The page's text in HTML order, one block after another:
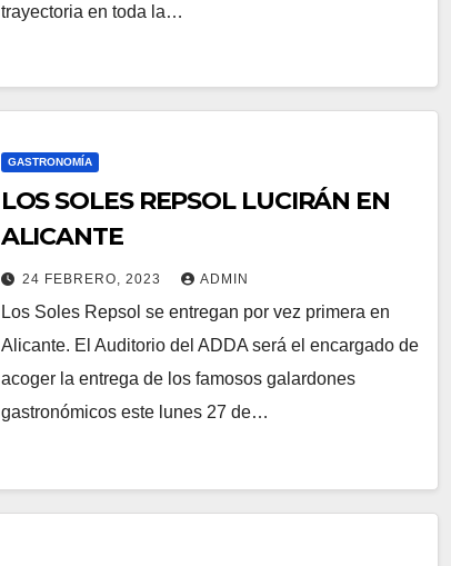
trayectoria en toda la…
GASTRONOMÍA
LOS SOLES REPSOL LUCIRÁN EN
ALICANTE
24 FEBRERO, 2023 ADMIN
Los Soles Repsol se entregan por vez primera en
Alicante. El Auditorio del ADDA será el encargado de
acoger la entrega de los famosos galardones
gastronómicos este lunes 27 de…